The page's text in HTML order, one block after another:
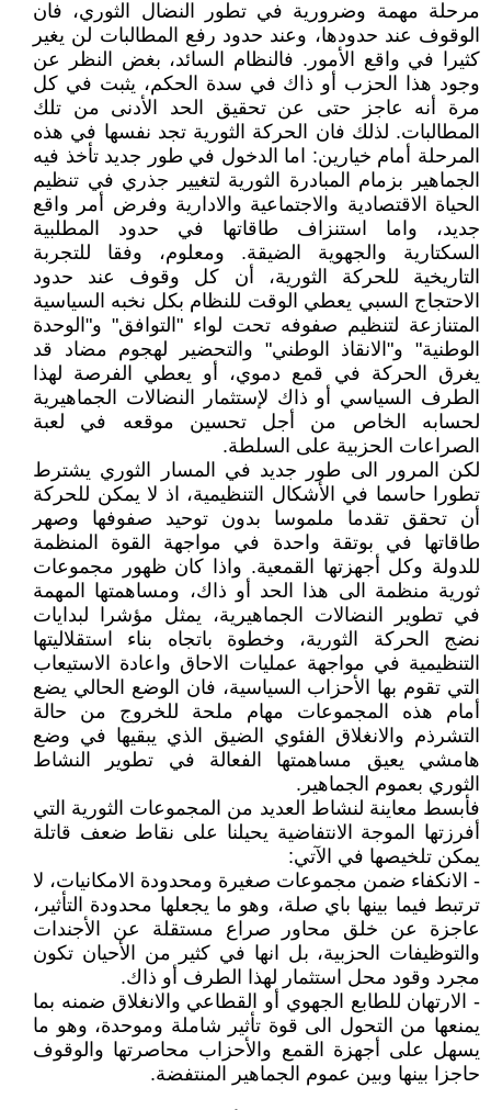
مرحلة مهمة وضرورية في تطور النضال الثوري، فان
الوقوف عند حدودها، وعند حدود رفع المطالبات لن يغير
كثيرا في واقع الأمور. فالنظام السائد، بغض النظر عن
وجود هذا الحزب أو ذاك في سدة الحكم، يثبت في كل
مرة أنه عاجز حتى عن تحقيق الحد الأدنى من تلك
المطالبات. لذلك فان الحركة الثورية تجد نفسها في هذه
المرحلة أمام خيارين: اما الدخول في طور جديد تأخذ فيه
الجماهير بزمام المبادرة الثورية لتغيير جذري في تنظيم
الحياة الاقتصادية والاجتماعية والادارية وفرض أمر واقع
جديد، واما استنزاف طاقاتها في حدود المطلبية
السكتارية والجهوية الضيقة. ومعلوم، وفقا للتجربة
التاريخية للحركة الثورية، أن كل وقوف عند حدود
الاحتجاج السبي يعطي الوقت للنظام بكل نخبه السياسية
المتنازعة لتنظيم صفوفه تحت لواء "التوافق" و"الوحدة
الوطنية" و"الانقاذ الوطني" والتحضير لهجوم مضاد قد
يغرق الحركة في قمع دموي، أو يعطي الفرصة لهذا
الطرف السياسي أو ذاك لإستثمار النضالات الجماهيرية
لحسابه الخاص من أجل تحسين موقعه في لعبة
الصراعات الحزبية على السلطة.
لكن المرور الى طور جديد في المسار الثوري يشترط
تطورا حاسما في الأشكال التنظيمية، اذ لا يمكن للحركة
أن تحقق تقدما ملموسا بدون توحيد صفوفها وصهر
طاقاتها في بوتقة واحدة في مواجهة القوة المنظمة
للدولة وكل أجهزتها القمعية. واذا كان ظهور مجموعات
ثورية منظمة الى هذا الحد أو ذاك، ومساهمتها المهمة
في تطوير النضالات الجماهيرية، يمثل مؤشرا لبدايات
نضج الحركة الثورية، وخطوة باتجاه بناء استقلاليتها
التنظيمية في مواجهة عمليات الاحاق واعادة الاستيعاب
التي تقوم بها الأحزاب السياسية، فان الوضع الحالي يضع
أمام هذه المجموعات مهام ملحة للخروج من حالة
التشرذم والانغلاق الفئوي الضيق الذي يبقيها في وضع
هامشي يعيق مساهمتها الفعالة في تطوير النشاط
الثوري بعموم الجماهير.
فأبسط معاينة لنشاط العديد من المجموعات الثورية التي
أفرزتها الموجة الانتفاضية يحيلنا على نقاط ضعف قاتلة
يمكن تلخيصها في الآتي:
- الانكفاء ضمن مجموعات صغيرة ومحدودة الامكانيات، لا
ترتبط فيما بينها باي صلة، وهو ما يجعلها محدودة التأثير،
عاجزة عن خلق محاور صراع مستقلة عن الأجندات
والتوظيفات الحزبية، بل انها في كثير من الأحيان تكون
مجرد وقود محل استثمار لهذا الطرف أو ذاك.
- الارتهان للطابع الجهوي أو القطاعي والانغلاق ضمنه بما
يمنعها من التحول الى قوة تأثير شاملة وموحدة، وهو ما
يسهل على أجهزة القمع والأحزاب محاصرتها والوقوف
حاجزا بينها وبين عموم الجماهير المنتفضة.